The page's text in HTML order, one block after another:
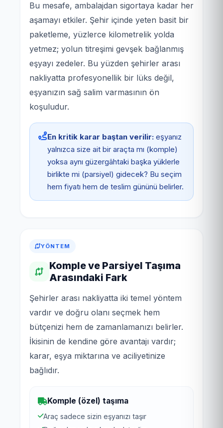
Bu mesafe, ambalajdan sigortaya kadar her
aşamayı etkiler. Şehir içinde yeten basit bir
paketleme, yüzlerce kilometrelik yolda
yetmez; yolun titreşimi gevşek bağlanmış
eşyayı zedeler. Bu yüzden şehirler arası
nakliyatta profesyonellik bir lüks değil,
eşyanızın sağ salim varmasının ön
koşuludur.
En kritik karar baştan verilir: eşyanız
yalnızca size ait bir araçta mı (komple)
yoksa aynı güzergâhtaki başka yüklerle
birlikte mi (parsiyel) gidecek? Bu seçim
hem fiyatı hem de teslim gününü belirler.
YÖNTEM
Komple ve Parsiyel Taşıma
Arasındaki Fark
Şehirler arası nakliyatta iki temel yöntem
vardır ve doğru olanı seçmek hem
bütçenizi hem de zamanlamanızı belirler.
İkisinin de kendine göre avantajı vardır;
karar, eşya miktarına ve aciliyetinize
bağlıdır.
Komple (özel) taşıma
Araç sadece sizin eşyanızı taşır